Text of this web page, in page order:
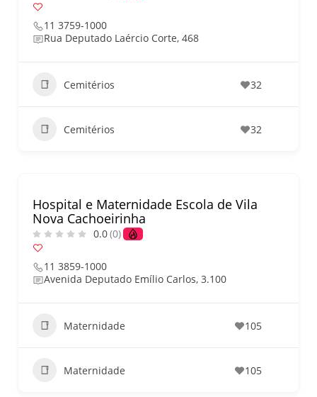
11 3759-1000
Rua Deputado Laércio Corte, 468
Cemitérios 32
Cemitérios 32
Hospital e Maternidade Escola de Vila
Nova Cachoeirinha
0.0(0)
11 3859-1000
Avenida Deputado Emílio Carlos, 3.100
Maternidade 105
Maternidade 105